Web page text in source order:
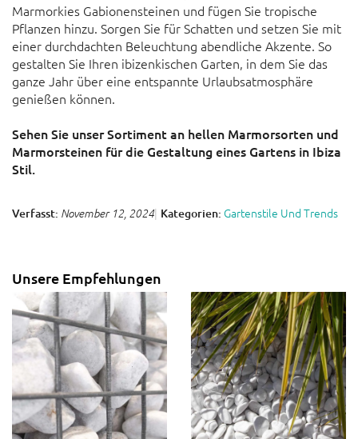
Marmorkies Gabionensteinen und fügen Sie tropische
Pflanzen hinzu. Sorgen Sie für Schatten und setzen Sie mit
einer durchdachten Beleuchtung abendliche Akzente. So
gestalten Sie Ihren ibizenkischen Garten, in dem Sie das
ganze Jahr über eine entspannte Urlaubsatmosphäre
genießen können.
Sehen Sie unser Sortiment an hellen Marmorsorten und
Marmorsteinen für die Gestaltung eines Gartens in Ibiza
Stil.
Verfasst: November 12, 2024 Kategorien: Gartenstile Und Trends
Unsere Empfehlungen